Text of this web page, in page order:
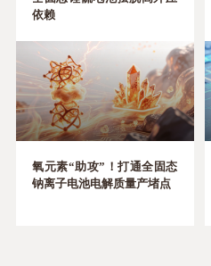
依赖
氧元素“助攻”！打通全固态
钠离子电池电解质量产堵点